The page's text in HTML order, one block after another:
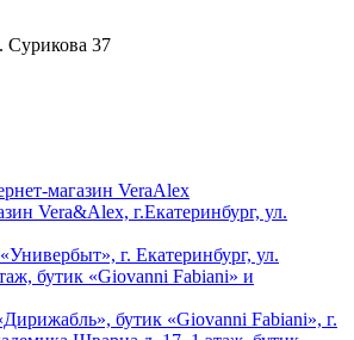
Сурикова 37
магазин VeraAlex
Vera&Alex, г.Екатеринбург, ул.
г. Екатеринбург, ул.
бутик «Giovanni Fabiani» и
бутик «Giovanni Fabiani», г.